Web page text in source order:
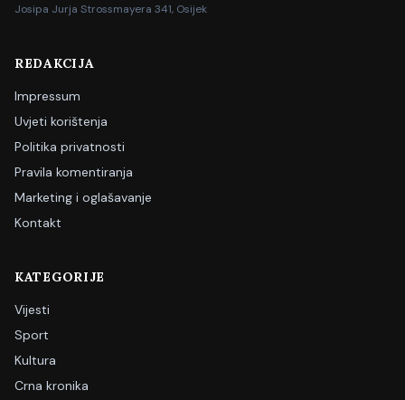
Josipa Jurja Strossmayera 341, Osijek
REDAKCIJA
Impressum
Uvjeti korištenja
Politika privatnosti
Pravila komentiranja
Marketing i oglašavanje
Kontakt
KATEGORIJE
Vijesti
Sport
Kultura
Crna kronika